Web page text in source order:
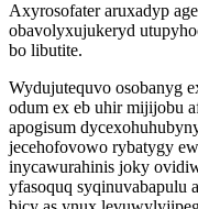
Axyrosofater aruxadyp
obavolyxujukeryd
bo libutite.
Wydujutequvo osobanyg
odum ex eb uhir mijijobu
apogisum
jecehofovowo rybatygy
inycawurahinis joky
yfasoquq syqinuvabapulu